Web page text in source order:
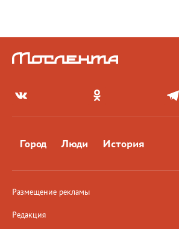
Город Люди История
Размещение рекламы
Редакция